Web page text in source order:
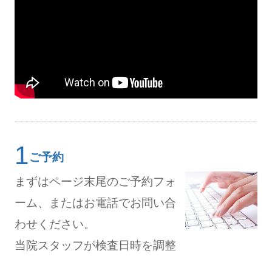
ご予約
まずはページ末尾のご予約フォ
ーム、またはお電話でお問い合
わせください。
当院スタッフが検査日時を調整